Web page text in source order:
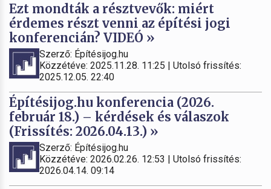
Ezt mondták a résztvevők: miért
érdemes részt venni az építési jogi
konferencián? VIDEÓ »
Szerző: Építésijog.hu
Közzétéve: 2025.11.28. 11:25 | Utolsó frissítés:
2025.12.05. 22:40
Építésijog.hu konferencia (2026.
február 18.) – kérdések és válaszok
(Frissítés: 2026.04.13.) »
Szerző: Építésijog.hu
Közzétéve: 2026.02.26. 12:53 | Utolsó frissítés:
2026.04.14. 09:14